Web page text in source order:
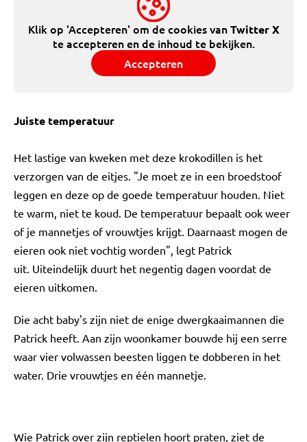
Klik op 'Accepteren' om de cookies vanTwitter X
te accepteren en de inhoud te bekijken.
Accepteren
Juiste temperatuur
Het lastige van kweken met deze krokodillen is het
verzorgen van de eitjes. "Je moet ze in een broedstoof
leggen en deze op de goede temperatuur houden. Niet
te warm, niet te koud. De temperatuur bepaalt ook weer
of je mannetjes of vrouwtjes krijgt. Daarnaast mogen de
eieren ook niet vochtig worden", legt Patrick
uit. Uiteindelijk duurt het negentig dagen voordat de
eieren uitkomen.
Die acht baby's zijn niet de enige dwergkaaimannen die
Patrick heeft. Aan zijn woonkamer bouwde hij een serre
waar vier volwassen beesten liggen te dobberen in het
water. Drie vrouwtjes en één mannetje.
Wie Patrick over zijn reptielen hoort praten, ziet de